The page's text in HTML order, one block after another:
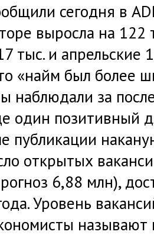
сегодня в
выросла на 122
тыс. и апрельские
«найм был более
наблюдали за
один позитивный
публикации
открытых
6,88 млн),
Уровень